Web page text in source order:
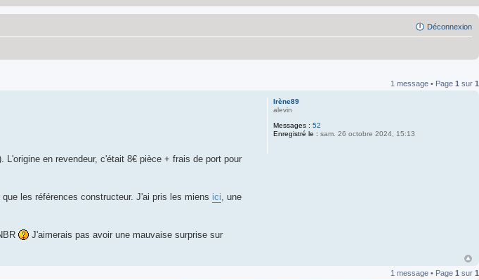
Déconnexion
1 message • Page 1 sur 1
Irène89
alevin
Messages : 52
Enregistré le : sam. 26 octobre 2024, 15:13
en revendeur, c'était 8€ pièce + frais de port pour
les références constructeur. J'ai pris les miens ici, une
J'aimerais pas avoir une mauvaise surprise sur
1 message • Page 1 sur 1